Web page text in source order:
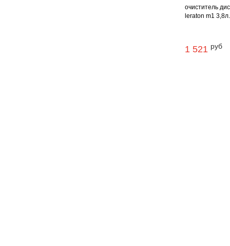
очиститель
leraton m1 3,8л.
1 521 руб